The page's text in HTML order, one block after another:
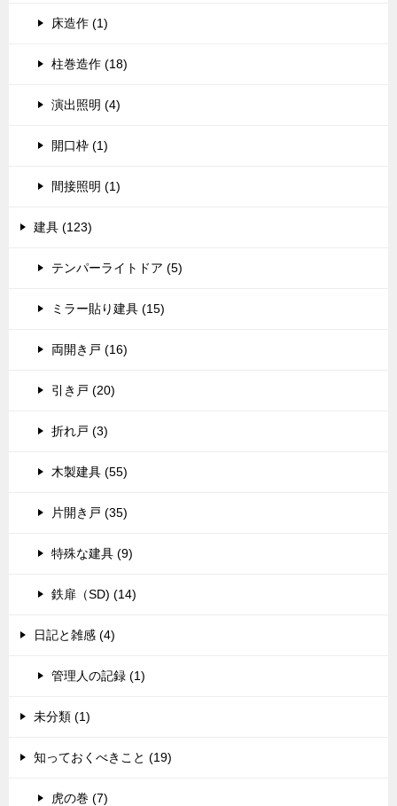
床造作 (1)
柱巻造作 (18)
演出照明 (4)
開口枠 (1)
間接照明 (1)
建具 (123)
テンパーライトドア (5)
ミラー貼り建具 (15)
両開き戸 (16)
引き戸 (20)
折れ戸 (3)
木製建具 (55)
片開き戸 (35)
特殊な建具 (9)
鉄扉（SD) (14)
日記と雑感 (4)
管理人の記録 (1)
未分類 (1)
知っておくべきこと (19)
虎の巻 (7)